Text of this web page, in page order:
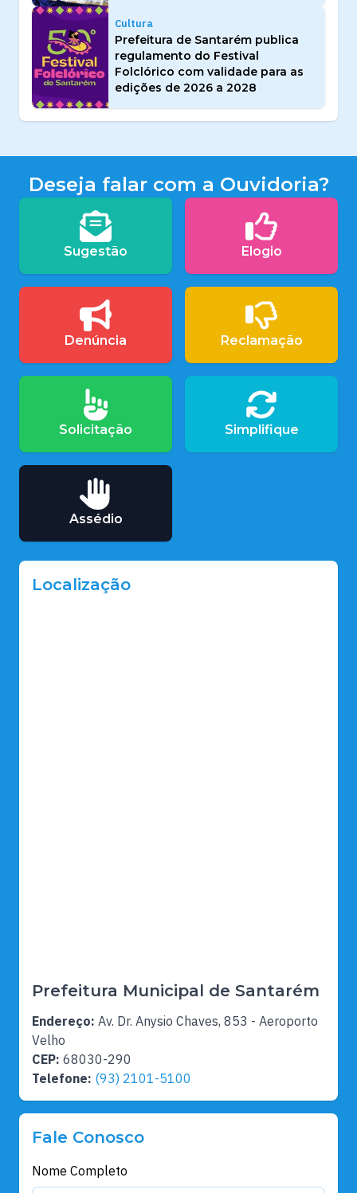
Cultura
Prefeitura de Santarém publica
regulamento do Festival
Folclórico com validade para as
edições de 2026 a 2028
Deseja falar com a Ouvidoria?
Sugestão Elogio
Denúncia Reclamação
Solicitação Simplifique
Assédio
Localização
Prefeitura Municipal de Santarém
Endereço: Av. Dr. Anysio Chaves, 853 - Aeroporto
Velho
CEP: 68030-290
Telefone: (93) 2101-5100
Fale Conosco
Nome Completo